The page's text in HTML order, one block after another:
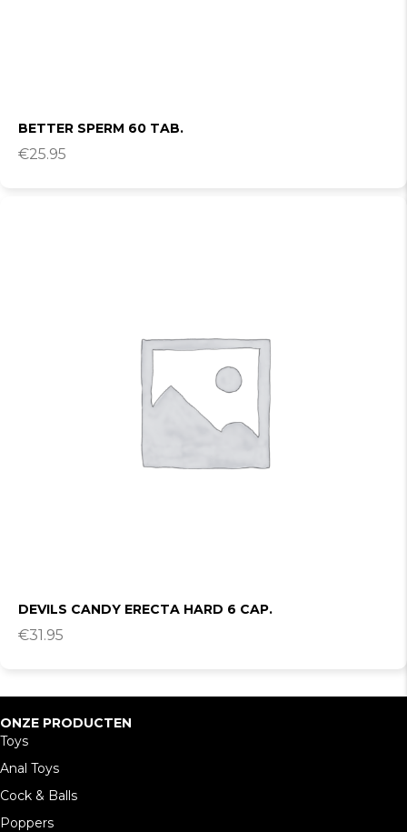
BETTER SPERM 60 TAB.
€25.95
DEVILS CANDY ERECTA HARD 6 CAP.
€31.95
ONZE PRODUCTEN
Toys
Anal Toys
Cock & Balls
Poppers